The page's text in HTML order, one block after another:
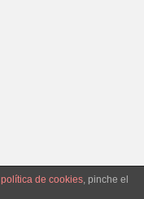
política de cookies, pinche el